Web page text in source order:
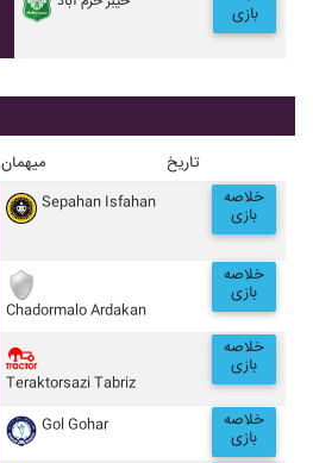
بازی
میهمان تاریخ
Sepahan Isfahan خلاصه
بازی
Chadormalo Ardakan
خلاصه
بازی
Teraktorsazi Tabriz
خلاصه
بازی
Gol Gohar خلاصه
بازی